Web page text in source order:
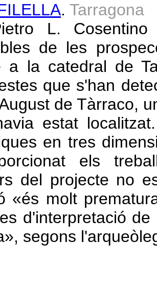
. Tarragona
L.
de les
a la catedral de
que s'han
de Tàrraco,
estat
en tres
els
del projecte no
«és molt
d'interpretació
segons